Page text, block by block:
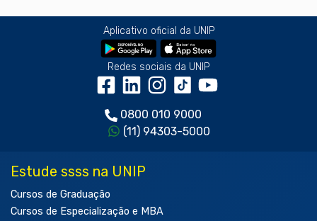
Aplicativo oficial da UNIP
Redes sociais da UNIP
0800 010 9000
(11) 94303-5000
Estude ssss na UNIP
Cursos de Graduação
Cursos de Especialização e MBA